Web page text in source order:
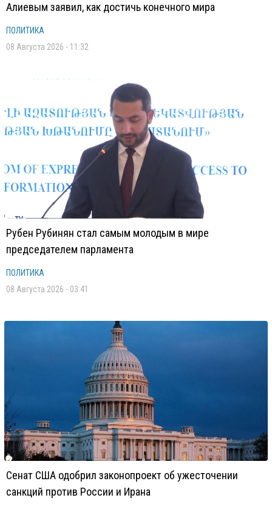
Алиевым заявил, как достичь конечного мира
ПОЛИТИКА
08 Августа 2026 - 11:32
Рубен Рубинян стал самым молодым в мире
председателем парламента
ПОЛИТИКА
08 Августа 2026 - 03:41
Сенат США одобрил законопроект об ужесточении
санкций против России и Ирана